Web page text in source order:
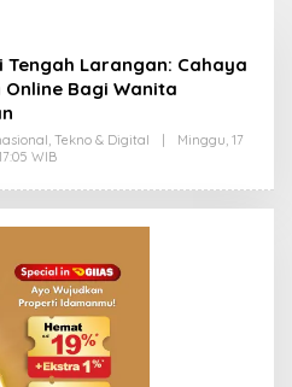
Tengah Larangan: Cahaya
Online Bagi Wanita
, Tekno & Digital
Minggu, 17
WIB
E
H
H
D
R
A
N
E
W
S